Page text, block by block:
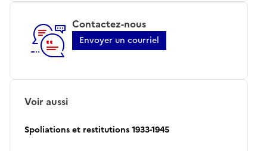
Contactez-nous
Envoyer un courriel
Voir aussi
Spoliations et restitutions 1933-1945